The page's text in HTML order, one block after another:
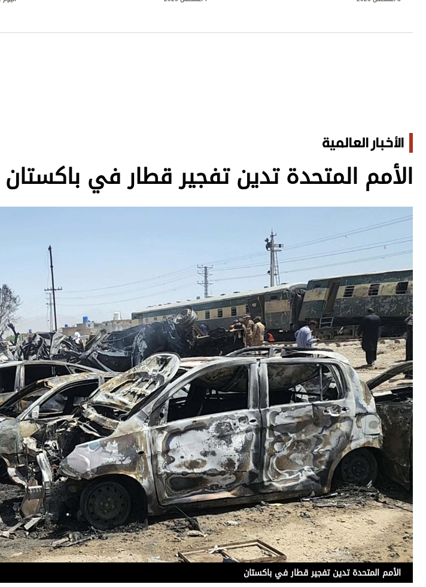
الأخبار العالمية
الأمم المتحدة تدين تفجير قطار في باكستان
الأمم المتحدة تدين تفجير قطار في باكستان